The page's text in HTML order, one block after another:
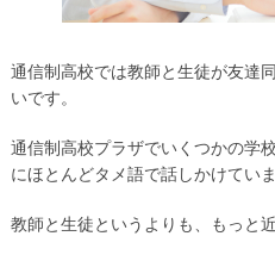
通信制高校では教師と生徒が友達
いです。
通信制高校プラザでいくつかの学
にほとんどタメ語で話しかけていま
教師と生徒というよりも、もっと